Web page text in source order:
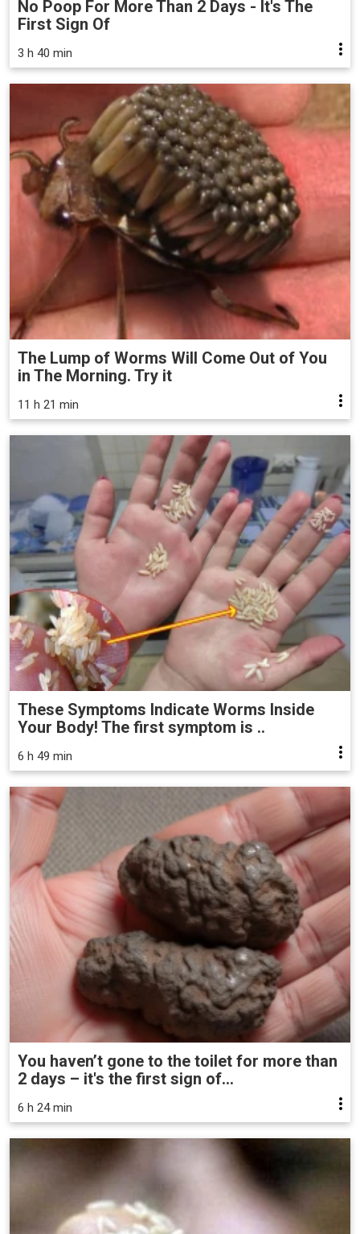
No Poop For More Than 2 Days - It's The
First Sign Of
3 h 40 min
The Lump of Worms Will Come Out of You
in The Morning. Try it
11 h 21 min
These Symptoms Indicate Worms Inside
Your Body! The first symptom is ..
6 h 49 min
You haven’t gone to the toilet for more than
2 days – it's the first sign of...
6 h 24 min